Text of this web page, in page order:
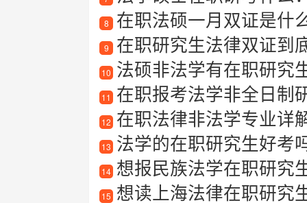
8 在职法硕一月双证是什么
9 在职研究生法律双证到底值不
10 法硕非法学有在职研究
11 在职报考法学非全日制
12 在职法律非法学专业详解
13 法学的在职研究生好考
14 想报民族法学在职研究
15 想读上海法律在职研究